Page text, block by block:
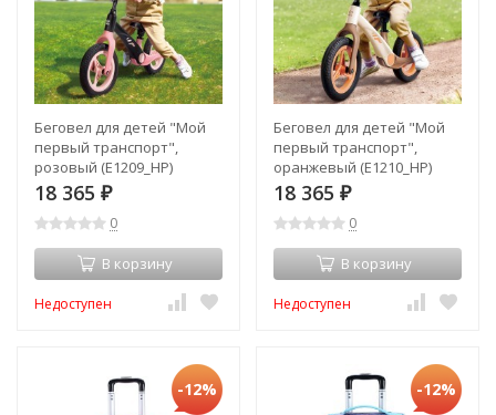
Беговел для детей "Мой
первый транспорт",
розовый (E1209_HP)
18 365 ₽
0
В корзину
Недоступен
Беговел для детей "Мой
первый транспорт",
оранжевый (E1210_HP)
18 365 ₽
0
В корзину
Недоступен
-12% -12%